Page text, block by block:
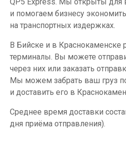
и помогаем бизнесу
на транспортных издержках.
В Бийске и в Краснокаменске
терминалы. Вы можете
через них или заказать
Мы можем забрать ваш груз
и доставить его в
Среднее время доставки
дня приёма отправления).